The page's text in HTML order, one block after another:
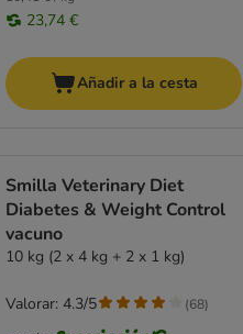
23,74 €
Añadir a la cesta
Smilla Veterinary Diet
Diabetes & Weight Control
vacuno
10 kg (2 x 4 kg + 2 x 1 kg)
Valorar: 4.3/5 (68)